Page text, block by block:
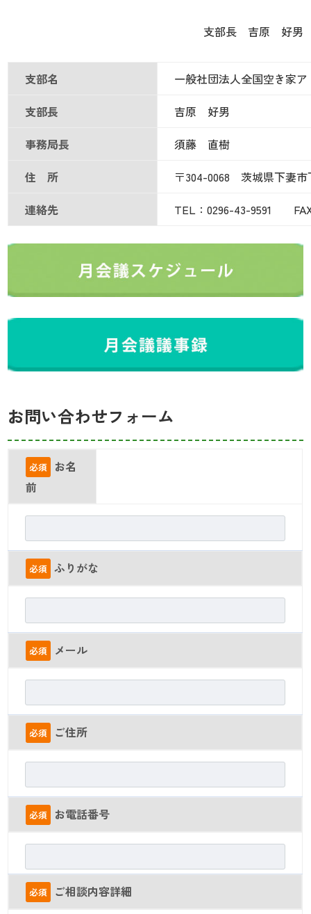
支部長 吉原 好男
支部名
一般社団法人全国空き家
支部長
吉原 好男
事務局長
須藤 直樹
住 所
〒304-0068 茨城県下妻市
連絡先
TEL：0296-43-9591 FAX
お問い合わせフォーム
必須
お名
前
必須 ふりがな
必須 メール
必須 ご住所
必須 お電話番号
必須 ご相談内容詳細